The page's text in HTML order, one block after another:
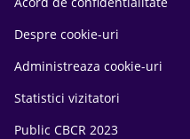
Despre cookie-uri
Administreaza cookie-uri
Statistici vizitatori
Public CBCR 2023